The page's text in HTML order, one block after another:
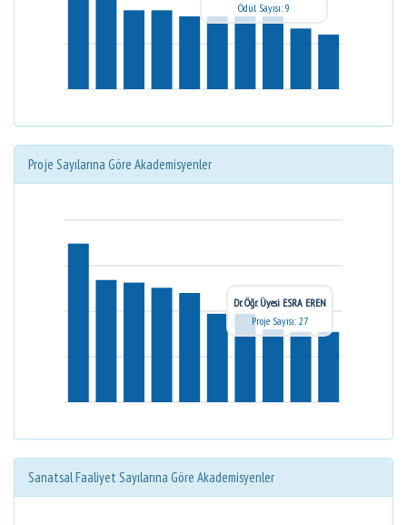
Ödül Sayısı: 9
Proje Sayılarına Göre Akademisyenler
Dr. Öğr. Üyesi ESRA EREN
Proje Sayısı: 27
Sanatsal Faaliyet Sayılarına Göre Akademisyenler